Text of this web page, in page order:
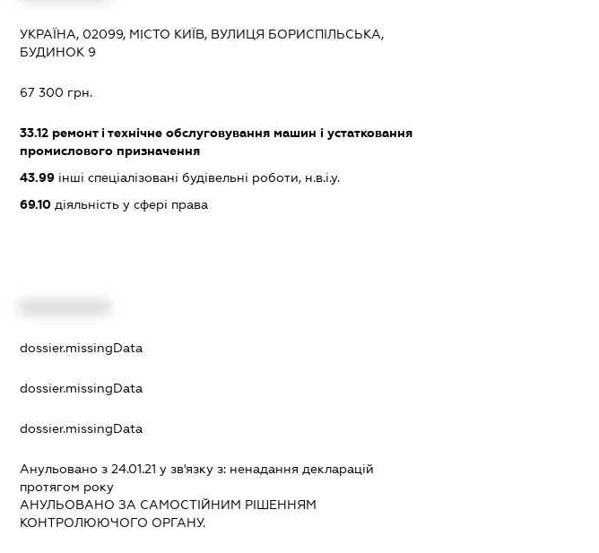
УКРАЇНА, 02099, МІСТО КИЇВ, ВУЛИЦЯ БОРИСПІЛЬСЬКА,
БУДИНОК 9
67 300 грн.
33.12ремонт і технічне обслуговування машин і устатковання
промислового призначення
43.99інші спеціалізовані будівельні роботи, н.в.і.у.
69.10діяльність у сфері права
dossier.missingData
dossier.missingData
dossier.missingData
Анульовано з 24.01.21 у зв'язку з: ненадання декларацiй
протягом року
АНУЛЬОВАНО ЗА САМОСТIЙНИМ РIШЕННЯМ
КОНТРОЛЮЮЧОГО ОРГАНУ.